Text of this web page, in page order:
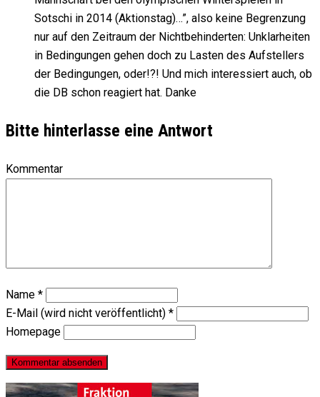
Sotschi in 2014 (Aktionstag)…”, also keine Begrenzung
nur auf den Zeitraum der Nichtbehinderten: Unklarheiten
in Bedingungen gehen doch zu Lasten des Aufstellers
der Bedingungen, oder!?! Und mich interessiert auch, ob
die DB schon reagiert hat. Danke
Bitte hinterlasse eine Antwort
Kommentar
Name *
E-Mail (wird nicht veröffentlicht) *
Homepage